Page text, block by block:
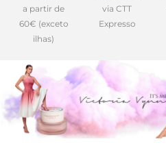
a partir de
60€ (exceto
ilhas)
via CTT
Expresso